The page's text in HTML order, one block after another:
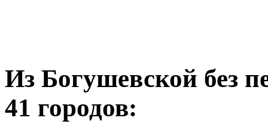
Из Богушевской без
41 городов: